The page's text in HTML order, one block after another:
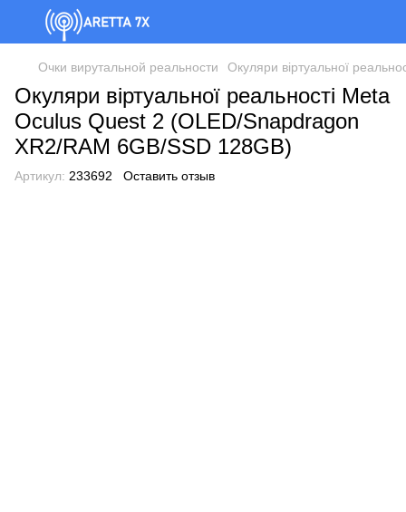
Очки вирутальной реальности Окуляри віртуальної
Окуляри віртуальної реальності Meta
Oculus Quest 2 (OLED/Snapdragon
XR2/RAM 6GB/SSD 128GB)
Артикул: 233692 Оставить отзыв